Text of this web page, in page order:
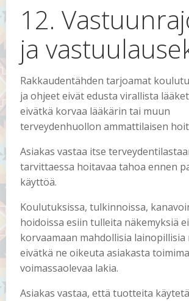
12.
ja
Rakkaudentähden tarjoamat
ja ohjeet eivät edusta virallista
eivätkä korvaa lääkärin tai muun
terveydenhuollon ammattilaisen
Asiakas vastaa itse
tarvittaessa hoitavaa tahoa ennen
käyttöä.
Koulutuksissa, tulkinnoissa,
hoidoissa esiin tulleita näkemyksiä
korvaamaan mahdollisia lainopillisia
eivätkä ne oikeuta asiakasta
voimassaolevaa lakia.
Asiakas vastaa, että tuotteita